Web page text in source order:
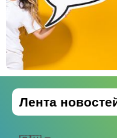
Лента